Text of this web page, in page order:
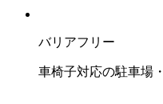
バリアフリー
車椅子対応の駐車場